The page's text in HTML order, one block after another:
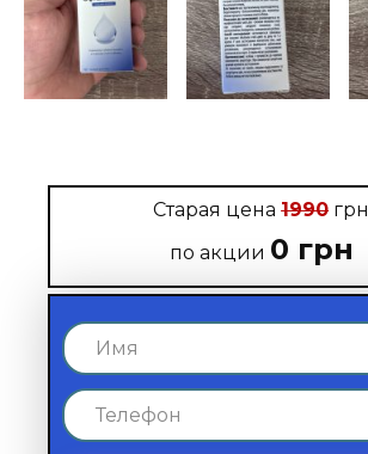
Старая цена1990 грн
по акции 0 грн